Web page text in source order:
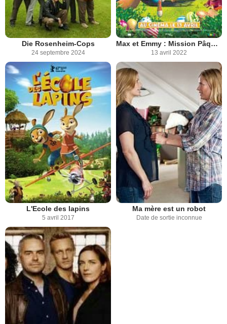
Die Rosenheim-Cops
24 septembre 2024
Max et Emmy : Mission Pâques
13 avril 2022
L'Ecole des lapins
5 avril 2017
Ma mère est un robot
Date de sortie inconnue